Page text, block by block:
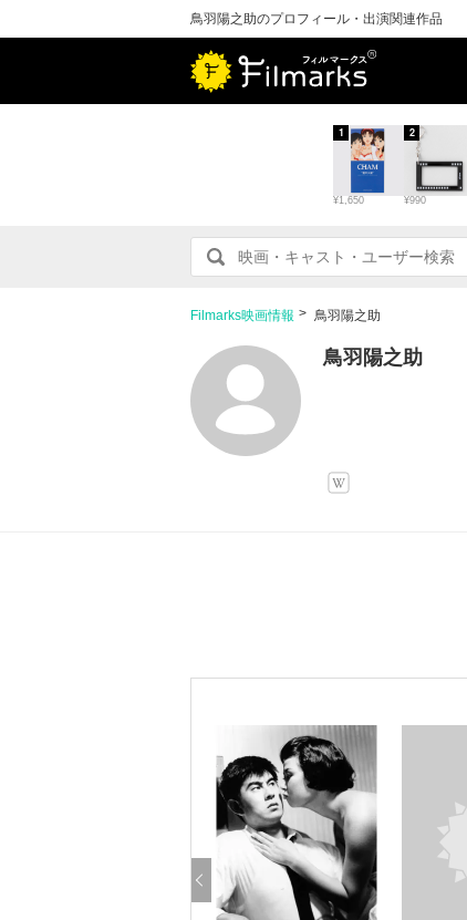
鳥羽陽之助のプロフィール・出演関連作品
¥1,650
1
¥990
2
Filmarks映画情報 鳥羽陽之助
鳥羽陽之助